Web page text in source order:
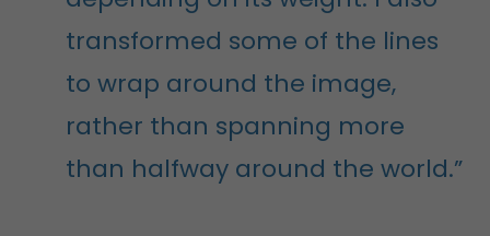
transformed some of the lines
to wrap around the image,
rather than spanning more
than halfway around the world.”